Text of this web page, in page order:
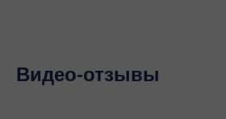
Видео-отзывы